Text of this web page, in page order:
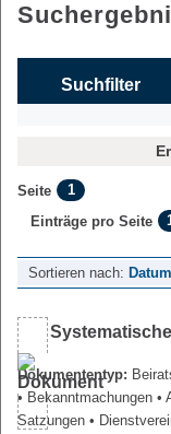
Suchfilter
Seite
1
Einträge pro Seite
Sortieren nach: Datum
Dokumententyp:
• Bekanntmachungen •
Satzungen •